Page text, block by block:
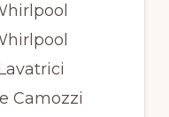
Camozzi